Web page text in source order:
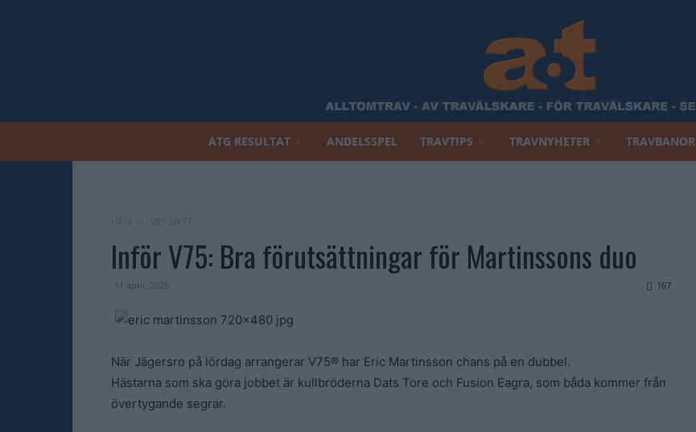
Trav
ATG RESULTAT ANDELSSPEL TRAVTIPS TRAVNYHETER TRAVBANOR
Inför V75: Bra förutsättningar för Martinssons duo
11 april, 2025 167
När Jägersro på lördag arrangerar V75® har Eric Martinsson chans på en dubbel.
Hästarna som ska göra jobbet är kullbröderna Dats Tore och Fusion Eagra, som båda kommer från
övertygande segrar.